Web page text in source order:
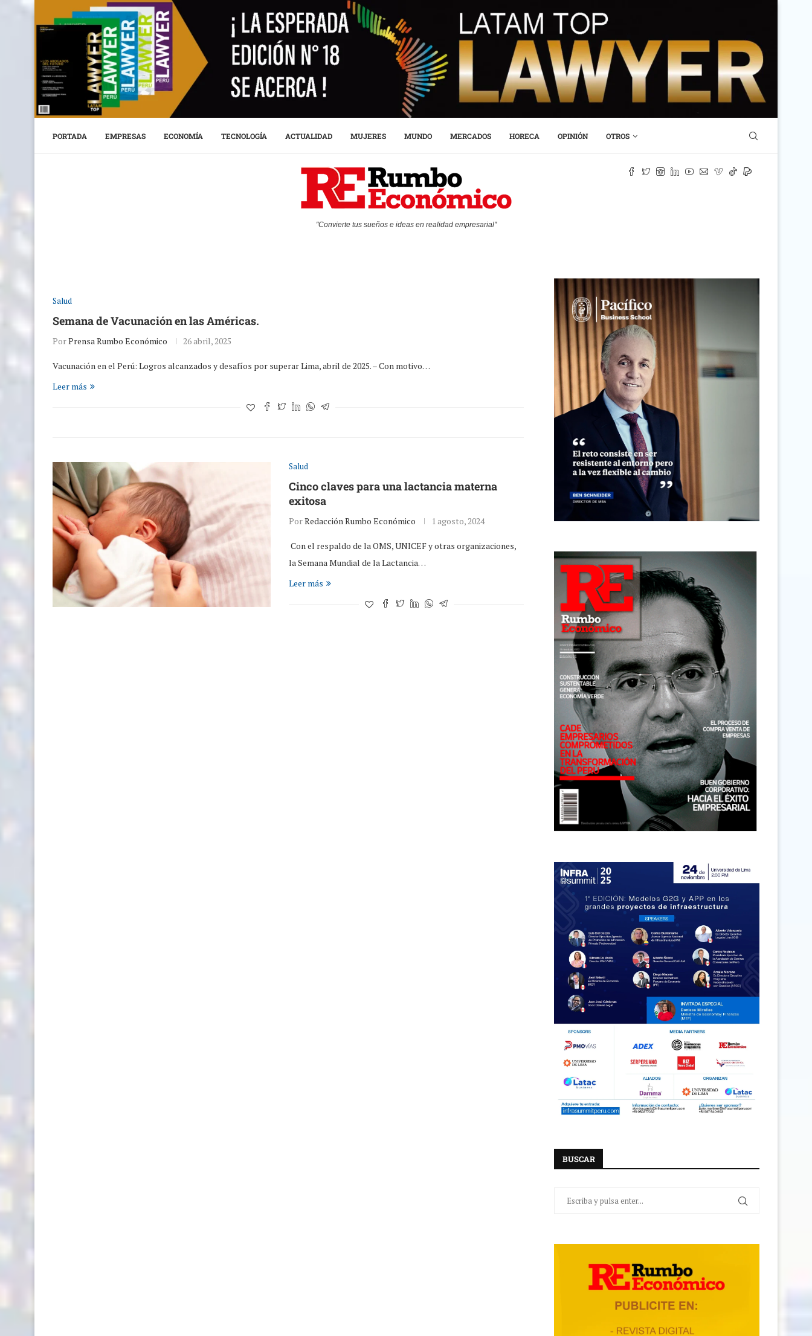
PORTADA EMPRESAS ECONOMÍA TECNOLOGÍA ACTUALIDAD MUJERES MUNDO MERCADOS HORECA OPINIÓN OTROS
"Convierte tus sueños e ideas en realidad empresarial"
Salud
Semana de Vacunación en las Américas.
PorPrensa Rumbo Económico 26 abril, 2025
Vacunación en el Perú: Logros alcanzados y desafíos por superar Lima, abril de 2025. – Con motivo…
Leer más
Salud
Cinco claves para una lactancia materna
exitosa
PorRedacción Rumbo Económico 1 agosto, 2024
Con el respaldo de la OMS, UNICEF y otras organizaciones,
la Semana Mundial de la Lactancia…
Leer más
BUSCAR